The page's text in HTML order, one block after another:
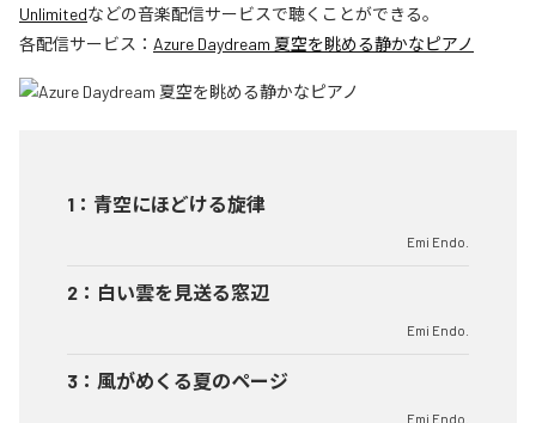
Unlimitedなどの音楽配信サービスで聴くことができる。
各配信サービス： Azure Daydream 夏空を眺める静かなピアノ
1 ： 青空にほどける旋律
Emi Endo.
2 ： 白い雲を見送る窓辺
Emi Endo.
3 ： 風がめくる夏のページ
Emi Endo.